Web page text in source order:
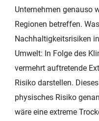
Unternehmen genauso
Regionen betreffen.
Nachhaltigkeitsrisiken
Umwelt: In Folge des
vermehrt auftretende
Risiko darstellen.
physisches Risiko
wäre eine extreme